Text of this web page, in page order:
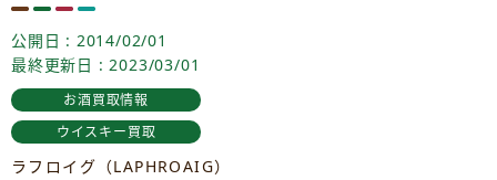
公開日 : 2014/02/01
最終更新日 : 2023/03/01
お酒買取情報
ウイスキー買取
ラフロイグ（LAPHROAIG）